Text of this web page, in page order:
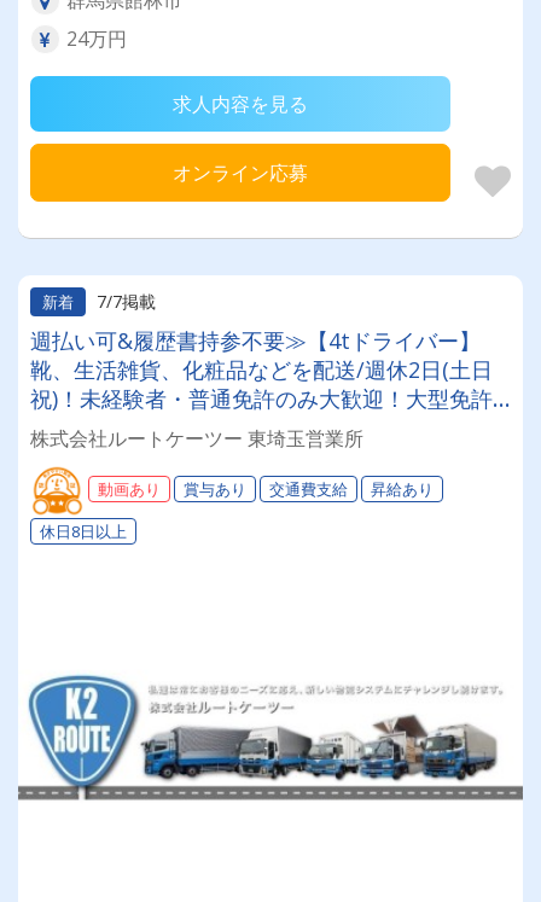
24万円
求人内容を見る
オンライン応募
新着 7/7掲載
週払い可&履歴書持参不要≫【4tドライバー】
靴、生活雑貨、化粧品などを配送/週休2日(土日
祝)！未経験者・普通免許のみ大歓迎！大型免許
取得時は50%費用補助制度も有★インセン・賞
与・勤続給・子ども手当など待遇充実
株式会社ルートケーツー 東埼玉営業所
動画あり 賞与あり 交通費支給
昇給あり
休日8日以上